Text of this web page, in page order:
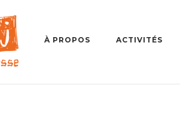
À PROPOS ACTIVITÉS